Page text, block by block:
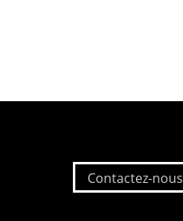
Contactez-nous